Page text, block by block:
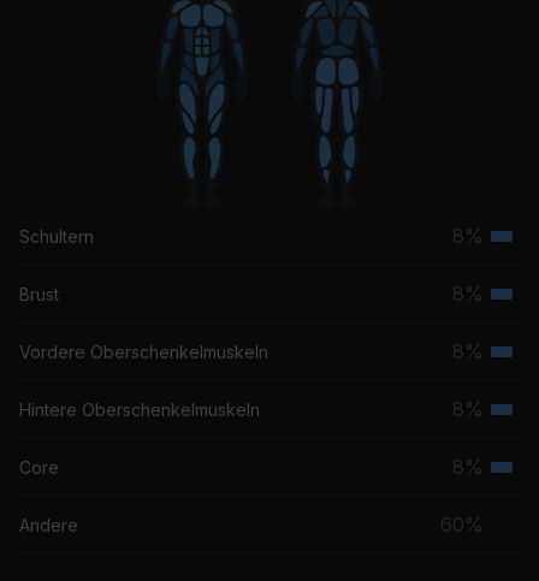
Schultern 8%
Brust 8%
Vordere Oberschenkelmuskeln 8%
Hintere Oberschenkelmuskeln 8%
Core 8%
Andere 60%